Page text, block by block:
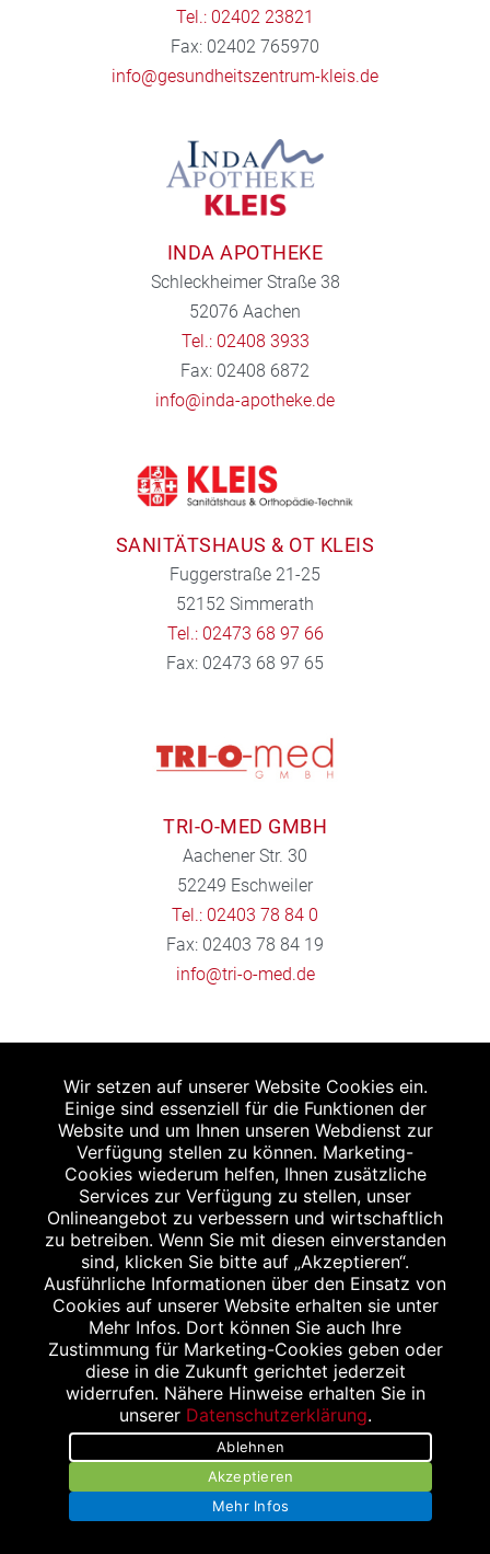
Tel.: 02402 23821
Fax: 02402 765970
info@gesundheitszentrum-kleis.de
INDA APOTHEKE
Schleckheimer Straße 38
52076 Aachen
Tel.: 02408 3933
Fax: 02408 6872
info@inda-apotheke.de
SANITÄTSHAUS & OT KLEIS
Fuggerstraße 21-25
52152 Simmerath
Tel.: 02473 68 97 66
Fax: 02473 68 97 65
TRI-O-MED GMBH
Aachener Str. 30
52249 Eschweiler
Tel.: 02403 78 84 0
Fax: 02403 78 84 19
info@tri-o-med.de
Kontakt
Jobs und Karriere bei KLEIS
Impressum
Wir setzen auf unserer Website Cookies ein.
Einige sind essenziell für die Funktionen der
Website und um Ihnen unseren Webdienst zur
Verfügung stellen zu können. Marketing-
Cookies wiederum helfen, Ihnen zusätzliche
Services zur Verfügung zu stellen, unser
Onlineangebot zu verbessern und wirtschaftlich
zu betreiben. Wenn Sie mit diesen einverstanden
sind, klicken Sie bitte auf „Akzeptieren“.
Ausführliche Informationen über den Einsatz von
Cookies auf unserer Website erhalten sie unter
Mehr Infos. Dort können Sie auch Ihre
Zustimmung für Marketing-Cookies geben oder
diese in die Zukunft gerichtet jederzeit
widerrufen. Nähere Hinweise erhalten Sie in
unserer Datenschutzerklärung.
Ablehnen
Akzeptieren
Mehr Infos